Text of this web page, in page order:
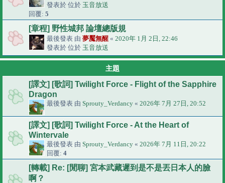
發表於 位於 玉音放送
回覆: 5
[章程] 野性城邦 論壇總版規
最後發表 由 夢魘無醒 « 2020年 1月 2日, 22:46
發表於 位於 玉音放送
主題
[譯文] [歌詞] Twilight Force - Flight of the Sapphire
Dragon
最後發表 由 Sprouty_Verdancy « 2026年 7月 27日, 20:52
[譯文] [歌詞] Twilight Force - At the Heart of
Wintervale
最後發表 由 Sprouty_Verdancy « 2026年 7月 11日, 20:22
回覆: 4
[轉載] Re: [閒聊] 宮本武藏遲到是不是丟日本人的臉
啊？